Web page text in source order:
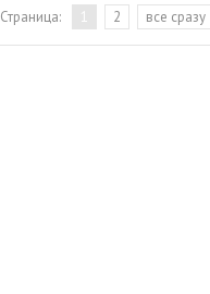
Страница: 1 2 все сразу